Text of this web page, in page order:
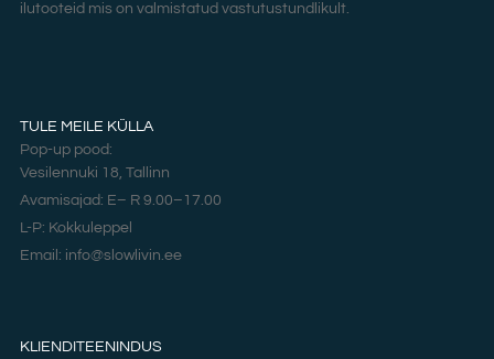
ilutooteid mis on valmistatud vastutustundlikult.
TULE MEILE KÜLLA
Pop-up pood:
Vesilennuki 18, Tallinn
Avamisajad: E– R 9.00–17.00
L-P: Kokkuleppel
Email: info@slowlivin.ee
KLIENDITEENINDUS